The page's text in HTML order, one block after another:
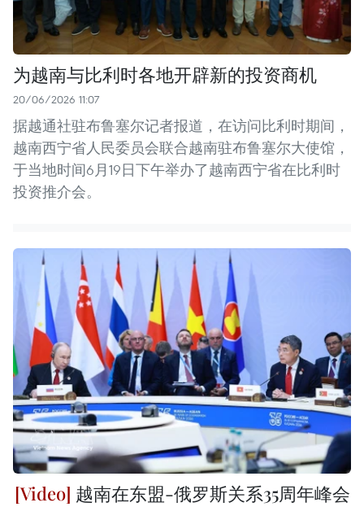
为越南与比利时各地开辟新的投资商机
20/06/2026 11:07
据越通社驻布鲁塞尔记者报道，在访问比利时期间，
越南西宁省人民委员会联合越南驻布鲁塞尔大使馆，
于当地时间6月19日下午举办了越南西宁省在比利时
投资推介会。
越南在东盟-俄罗斯关系35周年峰会